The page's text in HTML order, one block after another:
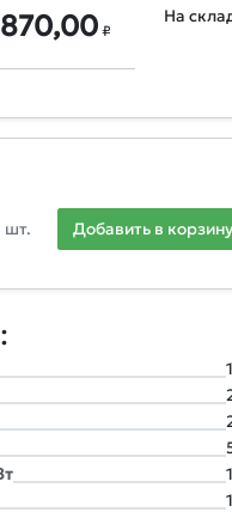
₽
На
шт. Добавить в корзину